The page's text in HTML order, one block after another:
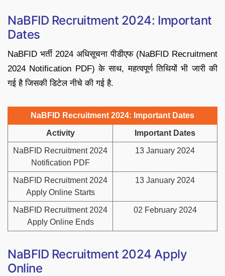
NaBFID Recruitment 2024: Important
Dates
NaBFID भर्ती 2024 अधिसूचना पीडीएफ (NaBFID Recruitment
2024 Notification PDF) के साथ, महत्वपूर्ण तिथियों भी जारी की
गई है जिसकी डिटेल नीचे की गई है.
NaBFID Recruitment 2024: Important Dates
Activity Important Dates
NaBFID Recruitment 2024
Notification PDF
13 January 2024
NaBFID Recruitment 2024
Apply Online Starts
13 January 2024
NaBFID Recruitment 2024
Apply Online Ends
02 February 2024
NaBFID Recruitment 2024 Apply
Online